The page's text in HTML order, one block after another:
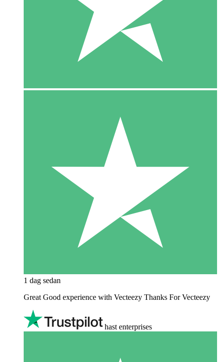
1 dag sedan
Great Good experience with Vecteezy Thanks For Vecteezy
hast enterprises